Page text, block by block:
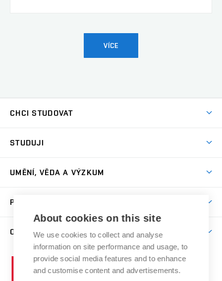
VÍCE
CHCI STUDOVAT
Přijímačky
Dny otevřených dveří
Přípravné kurzy
Studium bez bariér
Katedra teorií a dějin umění
Kabinety a dílny
Kontakt
STUDUJI
Časový plán studia
Studijní předpisy a formuláře
Studium a stáže v zahraničí
Rezidenční pobyty
Odborná praxe
UMĚNÍ, VĚDA A VÝZKUM
Publikační činnost
Projekty
Výstavy
PRO VEŘEJNOST
Letní školy a semestrální kurzy
Nakladatelská a vydavatelská činnost
Research Catalogue
O FAKULTĚ
Aktuality
Informační tabule
Vysoké
učení
About cookies on this site
We use cookies to collect and analyse
information on site performance and usage, to
provide social media features and to enhance
and customise content and advertisements.